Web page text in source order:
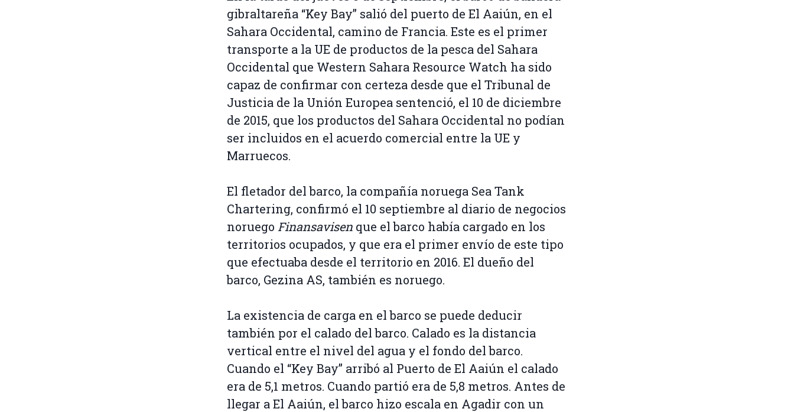
gibraltareña “Key Bay” salió del puerto de El Aaiún, en el
Sahara Occidental, camino de Francia. Este es el primer
transporte a la UE de productos de la pesca del Sahara
Occidental que Western Sahara Resource Watch ha sido
capaz de confirmar con certeza desde que el Tribunal de
Justicia de la Unión Europea sentenció, el 10 de diciembre
de 2015, que los productos del Sahara Occidental no podían
ser incluidos en el acuerdo comercial entre la UE y
Marruecos.
El fletador del barco, la compañía noruega Sea Tank
Chartering, confirmó el 10 septiembre al diario de negocios
noruego Finansavisen que el barco había cargado en los
territorios ocupados, y que era el primer envío de este tipo
que efectuaba desde el territorio en 2016. El dueño del
barco, Gezina AS, también es noruego.
La existencia de carga en el barco se puede deducir
también por el calado del barco. Calado es la distancia
vertical entre el nivel del agua y el fondo del barco.
Cuando el “Key Bay” arribó al Puerto de El Aaiún el calado
era de 5,1 metros. Cuando partió era de 5,8 metros. Antes de
llegar a El Aaiún, el barco hizo escala en Agadir con un